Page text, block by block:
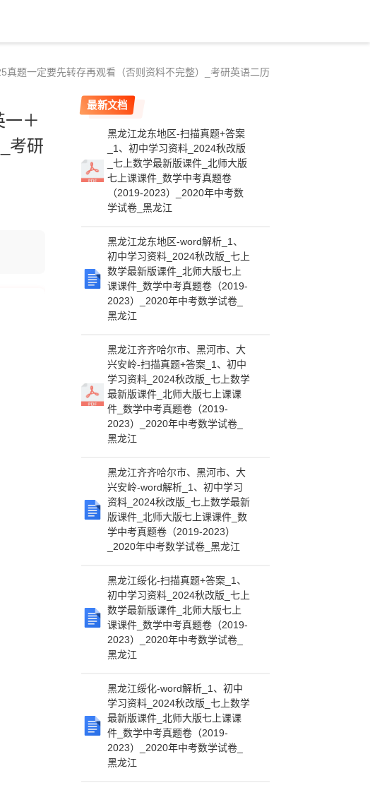
题一定要先转存再观看（否则资料不完整）_考研英语二历
＋
考研
最新文档
黑龙江龙东地区-扫描真题+答案
_1、初中学习资料_2024秋改版
_七上数学最新版课件_北师大版
七上课课件_数学中考真题卷
（2019-2023）_2020年中考数
学试卷_黑龙江
黑龙江龙东地区-word解析_1、
初中学习资料_2024秋改版_七上
数学最新版课件_北师大版七上
课课件_数学中考真题卷（2019-
2023）_2020年中考数学试卷_
黑龙江
黑龙江齐齐哈尔市、黑河市、大
兴安岭-扫描真题+答案_1、初中
学习资料_2024秋改版_七上数学
最新版课件_北师大版七上课课
件_数学中考真题卷（2019-
2023）_2020年中考数学试卷_
黑龙江
黑龙江齐齐哈尔市、黑河市、大
兴安岭-word解析_1、初中学习
资料_2024秋改版_七上数学最新
版课件_北师大版七上课课件_数
学中考真题卷（2019-2023）
_2020年中考数学试卷_黑龙江
黑龙江绥化-扫描真题+答案_1、
初中学习资料_2024秋改版_七上
数学最新版课件_北师大版七上
课课件_数学中考真题卷（2019-
2023）_2020年中考数学试卷_
黑龙江
黑龙江绥化-word解析_1、初中
学习资料_2024秋改版_七上数学
最新版课件_北师大版七上课课
件_数学中考真题卷（2019-
2023）_2020年中考数学试卷_
黑龙江